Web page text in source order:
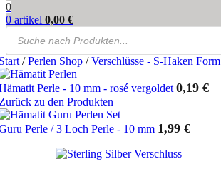
0
0 artikel 0,00 €
Products
search
/ Perlen Shop / Verschlüsse - S-Haken Form
Perle - 10 mm - rosé vergoldet 0,19 €
zu den Produkten
Perle / 3 Loch Perle - 10 mm 1,99 €